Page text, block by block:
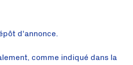
d'annonce.
comme indiqué dans la